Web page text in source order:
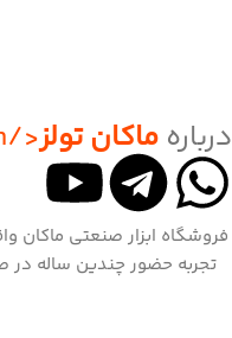
درباره ماکان تولز</span
فروشگاه ابزار صنعتی ماکان
تجربه حضور چندین ساله در